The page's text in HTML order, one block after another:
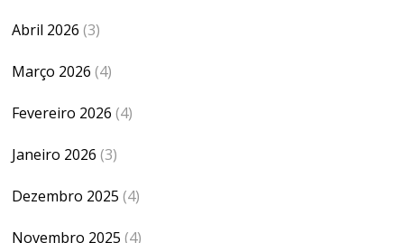
Abril 2026 (3)
Março 2026 (4)
Fevereiro 2026 (4)
Janeiro 2026 (3)
Dezembro 2025 (4)
Novembro 2025 (4)